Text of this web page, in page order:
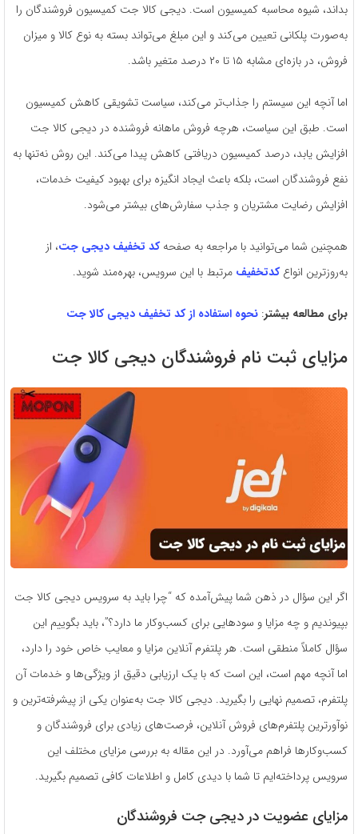
بداند، شیوه محاسبه کمیسیون است. دیجی کالا جت کمیسیون فروشندگان را
به‌صورت پلکانی تعیین می‌کند و این مبلغ می‌تواند بسته به نوع کالا و میزان
فروش، در بازه‌ای مشابه ۱۵ تا ۲۰ درصد متغیر باشد.
اما آنچه این سیستم را جذاب‌تر می‌کند، سیاست تشویقی کاهش کمیسیون
است. طبق این سیاست، هرچه فروش ماهانه فروشنده در دیجی کالا جت
افزایش یابد، درصد کمیسیون دریافتی کاهش پیدا می‌کند. این روش نه‌تنها به
نفع فروشندگان است، بلکه باعث ایجاد انگیزه برای بهبود کیفیت خدمات،
افزایش رضایت مشتریان و جذب سفارش‌های بیشتر می‌شود.
همچنین شما می‌توانید با مراجعه به صفحهکد تخفیف دیجی جت، از
به‌روزترین انواعکدتخفیف مرتبط با این سرویس، بهره‌مند شوید.
برای مطالعه بیشتر: نحوه استفاده از کد تخفیف دیجی کالا جت
مزایای ثبت نام فروشندگان دیجی کالا جت
اگر این سؤال در ذهن شما پیش‌آمده که “چرا باید به سرویس دیجی کالا جت
بپیوندیم و چه مزایا و سودهایی برای کسب‌وکار ما دارد؟”، باید بگوییم این
سؤال کاملاً منطقی است. هر پلتفرم آنلاین مزایا و معایب خاص خود را دارد،
اما آنچه مهم است، این است که با یک ارزیابی دقیق از ویژگی‌ها و خدمات آن
پلتفرم، تصمیم نهایی را بگیرید. دیجی کالا جت به‌عنوان یکی از پیشرفته‌ترین و
نوآورترین پلتفرم‌های فروش آنلاین، فرصت‌های زیادی برای فروشندگان و
کسب‌وکارها فراهم می‌آورد. در این مقاله به بررسی مزایای مختلف این
سرویس پرداخته‌ایم تا شما با دیدی کامل و اطلاعات کافی تصمیم بگیرید.
مزایای عضویت در دیجی جت فروشندگان